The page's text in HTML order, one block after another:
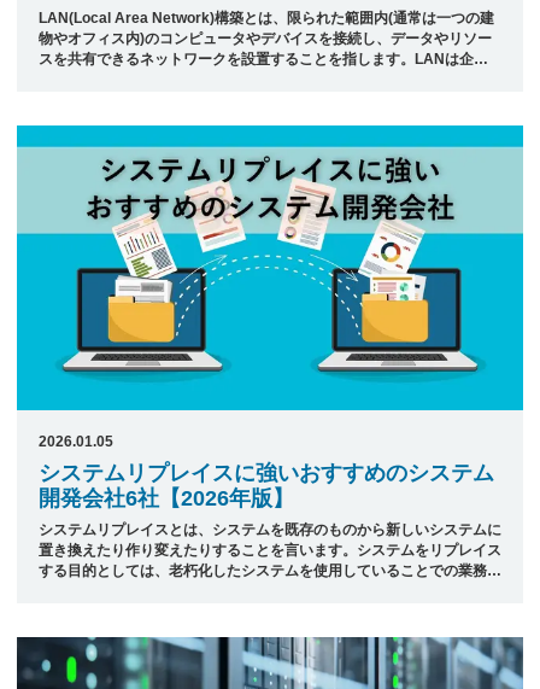
LAN(Local Area Network)構築とは、限られた範囲内(通常は一つの建
物やオフィス内)のコンピュータやデバイスを接続し、データやリソー
スを共有できるネットワークを設置することを指します。LANは企業
うです。 本記事では、日本最大級のシステム開発会社ポータルサイト
「発注ナビ」が厳選した、LAN構築に強いおすすめのシステム開発会
2026.01.05
システムリプレイスに強いおすすめのシステム
開発会社6社【2026年版】
システムリプレイスとは、システムを既存のものから新しいシステムに
置き換えたり作り変えたりすることを言います。システムをリプレイス
する目的としては、老朽化したシステムを使用していることでの業務非
ジェクトが失敗してしまう恐れがあります。開発会社選びでは、親身に
なって話を聞いてくれる会社かどうか、これまでにシステムリプレイス